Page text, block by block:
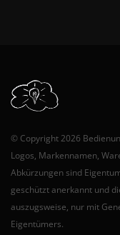
© Copyright 2026
Logos, Markennamen,
Abkürzungen sind
geschützt anerkannt und
auszugsweise, nur mit
Eigentümers.